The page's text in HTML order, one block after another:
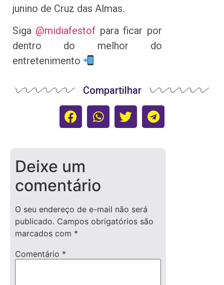
junino de Cruz das Almas.
Siga @midiafestof para ficar por
dentro do melhor do
entretenimento
Compartilhar
Deixe um
comentário
O seu endereço de e-mail não será
publicado. Campos obrigatórios são
marcados com *
Comentário *